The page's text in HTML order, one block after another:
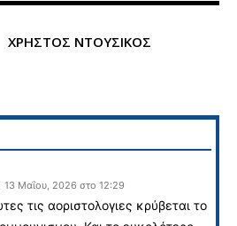
ΧΡΗΣΤΟΣ ΝΤΟΥΣΙΚΟΣ
13 Μαΐου, 2026 στο 12:29
τις αοριστολογιες κρύβεται το